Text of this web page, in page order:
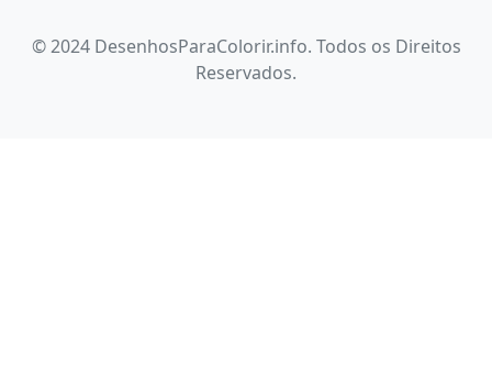
© 2024 DesenhosParaColorir.info. Todos os Direitos
Reservados.